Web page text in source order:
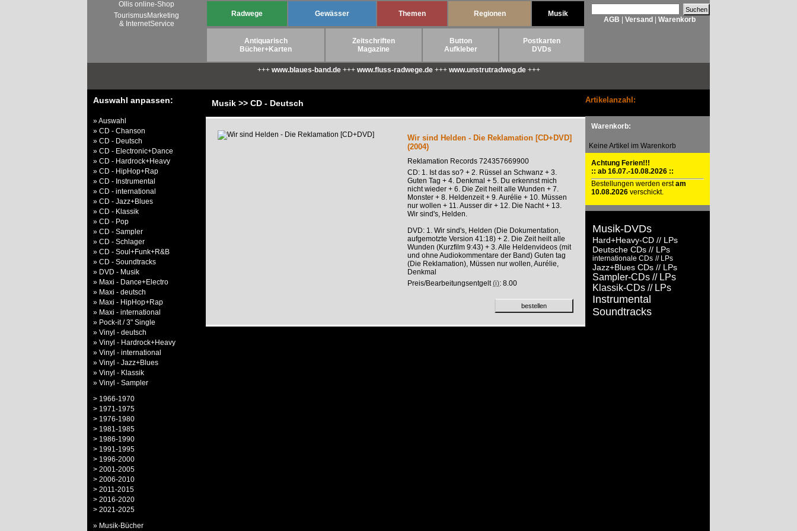
Ollis online-Shop
TourismusMarketing
& InternetService
Radwege Gewässer Themen Regionen Musik
Antiquarisch
Bücher+Karten
Zeitschriften
Magazine
Button
Aufkleber
Postkarten
DVDs
AGB Versand Warenkorb
+++ www.blaues-band.de+++ www.fluss-radwege.de+++ www.unstrutradweg.de+++
Auswahl anpassen:
» Auswahl
» CD - Chanson
» CD - Deutsch
» CD - Electronic+Dance
» CD - Hardrock+Heavy
» CD - HipHop+Rap
» CD - Instrumental
» CD - international
» CD - Jazz+Blues
» CD - Klassik
» CD - Pop
» CD - Sampler
» CD - Schlager
» CD - Soul+Funk+R&B
» CD - Soundtracks
» DVD - Musik
» Maxi - Dance+Electro
» Maxi - deutsch
» Maxi - HipHop+Rap
» Maxi - international
» Pock-it / 3" Single
» Vinyl - deutsch
» Vinyl - Hardrock+Heavy
» Vinyl - international
» Vinyl - Jazz+Blues
» Vinyl - Klassik
» Vinyl - Sampler
> 1966-1970
> 1971-1975
> 1976-1980
> 1981-1985
> 1986-1990
> 1991-1995
> 1996-2000
> 2001-2005
> 2006-2010
> 2011-2015
> 2016-2020
> 2021-2025
» Musik-Bücher
Musik >> CD - Deutsch
Wir sind Helden - Die Reklamation [CD+DVD]
(2004)
Reklamation Records 724357669900
CD: 1. Ist das so? + 2. Rüssel an Schwanz + 3.
Guten Tag + 4. Denkmal + 5. Du erkennst mich
nicht wieder + 6. Die Zeit heilt alle Wunden + 7.
Monster + 8. Heldenzeit + 9. Aurélie + 10. Müssen
nur wollen + 11. Ausser dir + 12. Die Nacht + 13.
Wir sind's, Helden.
DVD: 1. Wir sind's, Helden (Die Dokumentation,
aufgemotzte Version 41:18) + 2. Die Zeit heilt alle
Wunden (Kurzfilm 9:43) + 3. Alle Heldenvideos (mit
und ohne Audiokommentare der Band) Guten tag
(Die Reklamation), Müssen nur wollen, Aurélie,
Denkmal
Preis/Bearbeitungsentgelt(i): 8.00
Artikelanzahl:
Warenkorb:
Keine Artikel im Warenkorb
Achtung Ferien!!!
:: ab 16.07.-10.08.2026 ::
Bestellungen werden erstam
10.08.2026 verschickt.
Musik-DVDs
Hard+Heavy-CD // LPs
Deutsche CDs // LPs
internationale CDs // LPs
Jazz+Blues CDs // LPs
Sampler-CDs // LPs
Klassik-CDs // LPs
Instrumental
Soundtracks